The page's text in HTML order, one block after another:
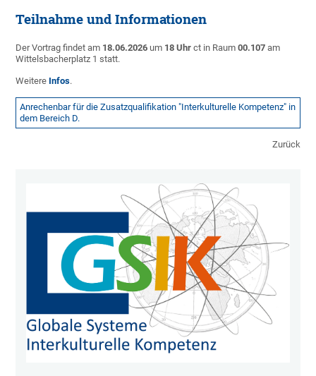
Teilnahme und Informationen
Der Vortrag findet am 18.06.2026 um 18 Uhr ct in Raum00.107 am
Wittelsbacherplatz 1 statt.
Weitere Infos.
Anrechenbar für die Zusatzqualifikation "Interkulturelle Kompetenz" in
dem Bereich D.
Zurück